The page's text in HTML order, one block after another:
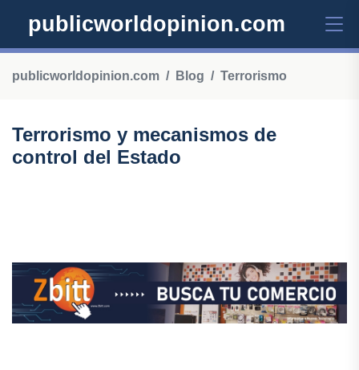
publicworldopinion.com
publicworldopinion.com Blog Terrorismo
Terrorismo y mecanismos de
control del Estado